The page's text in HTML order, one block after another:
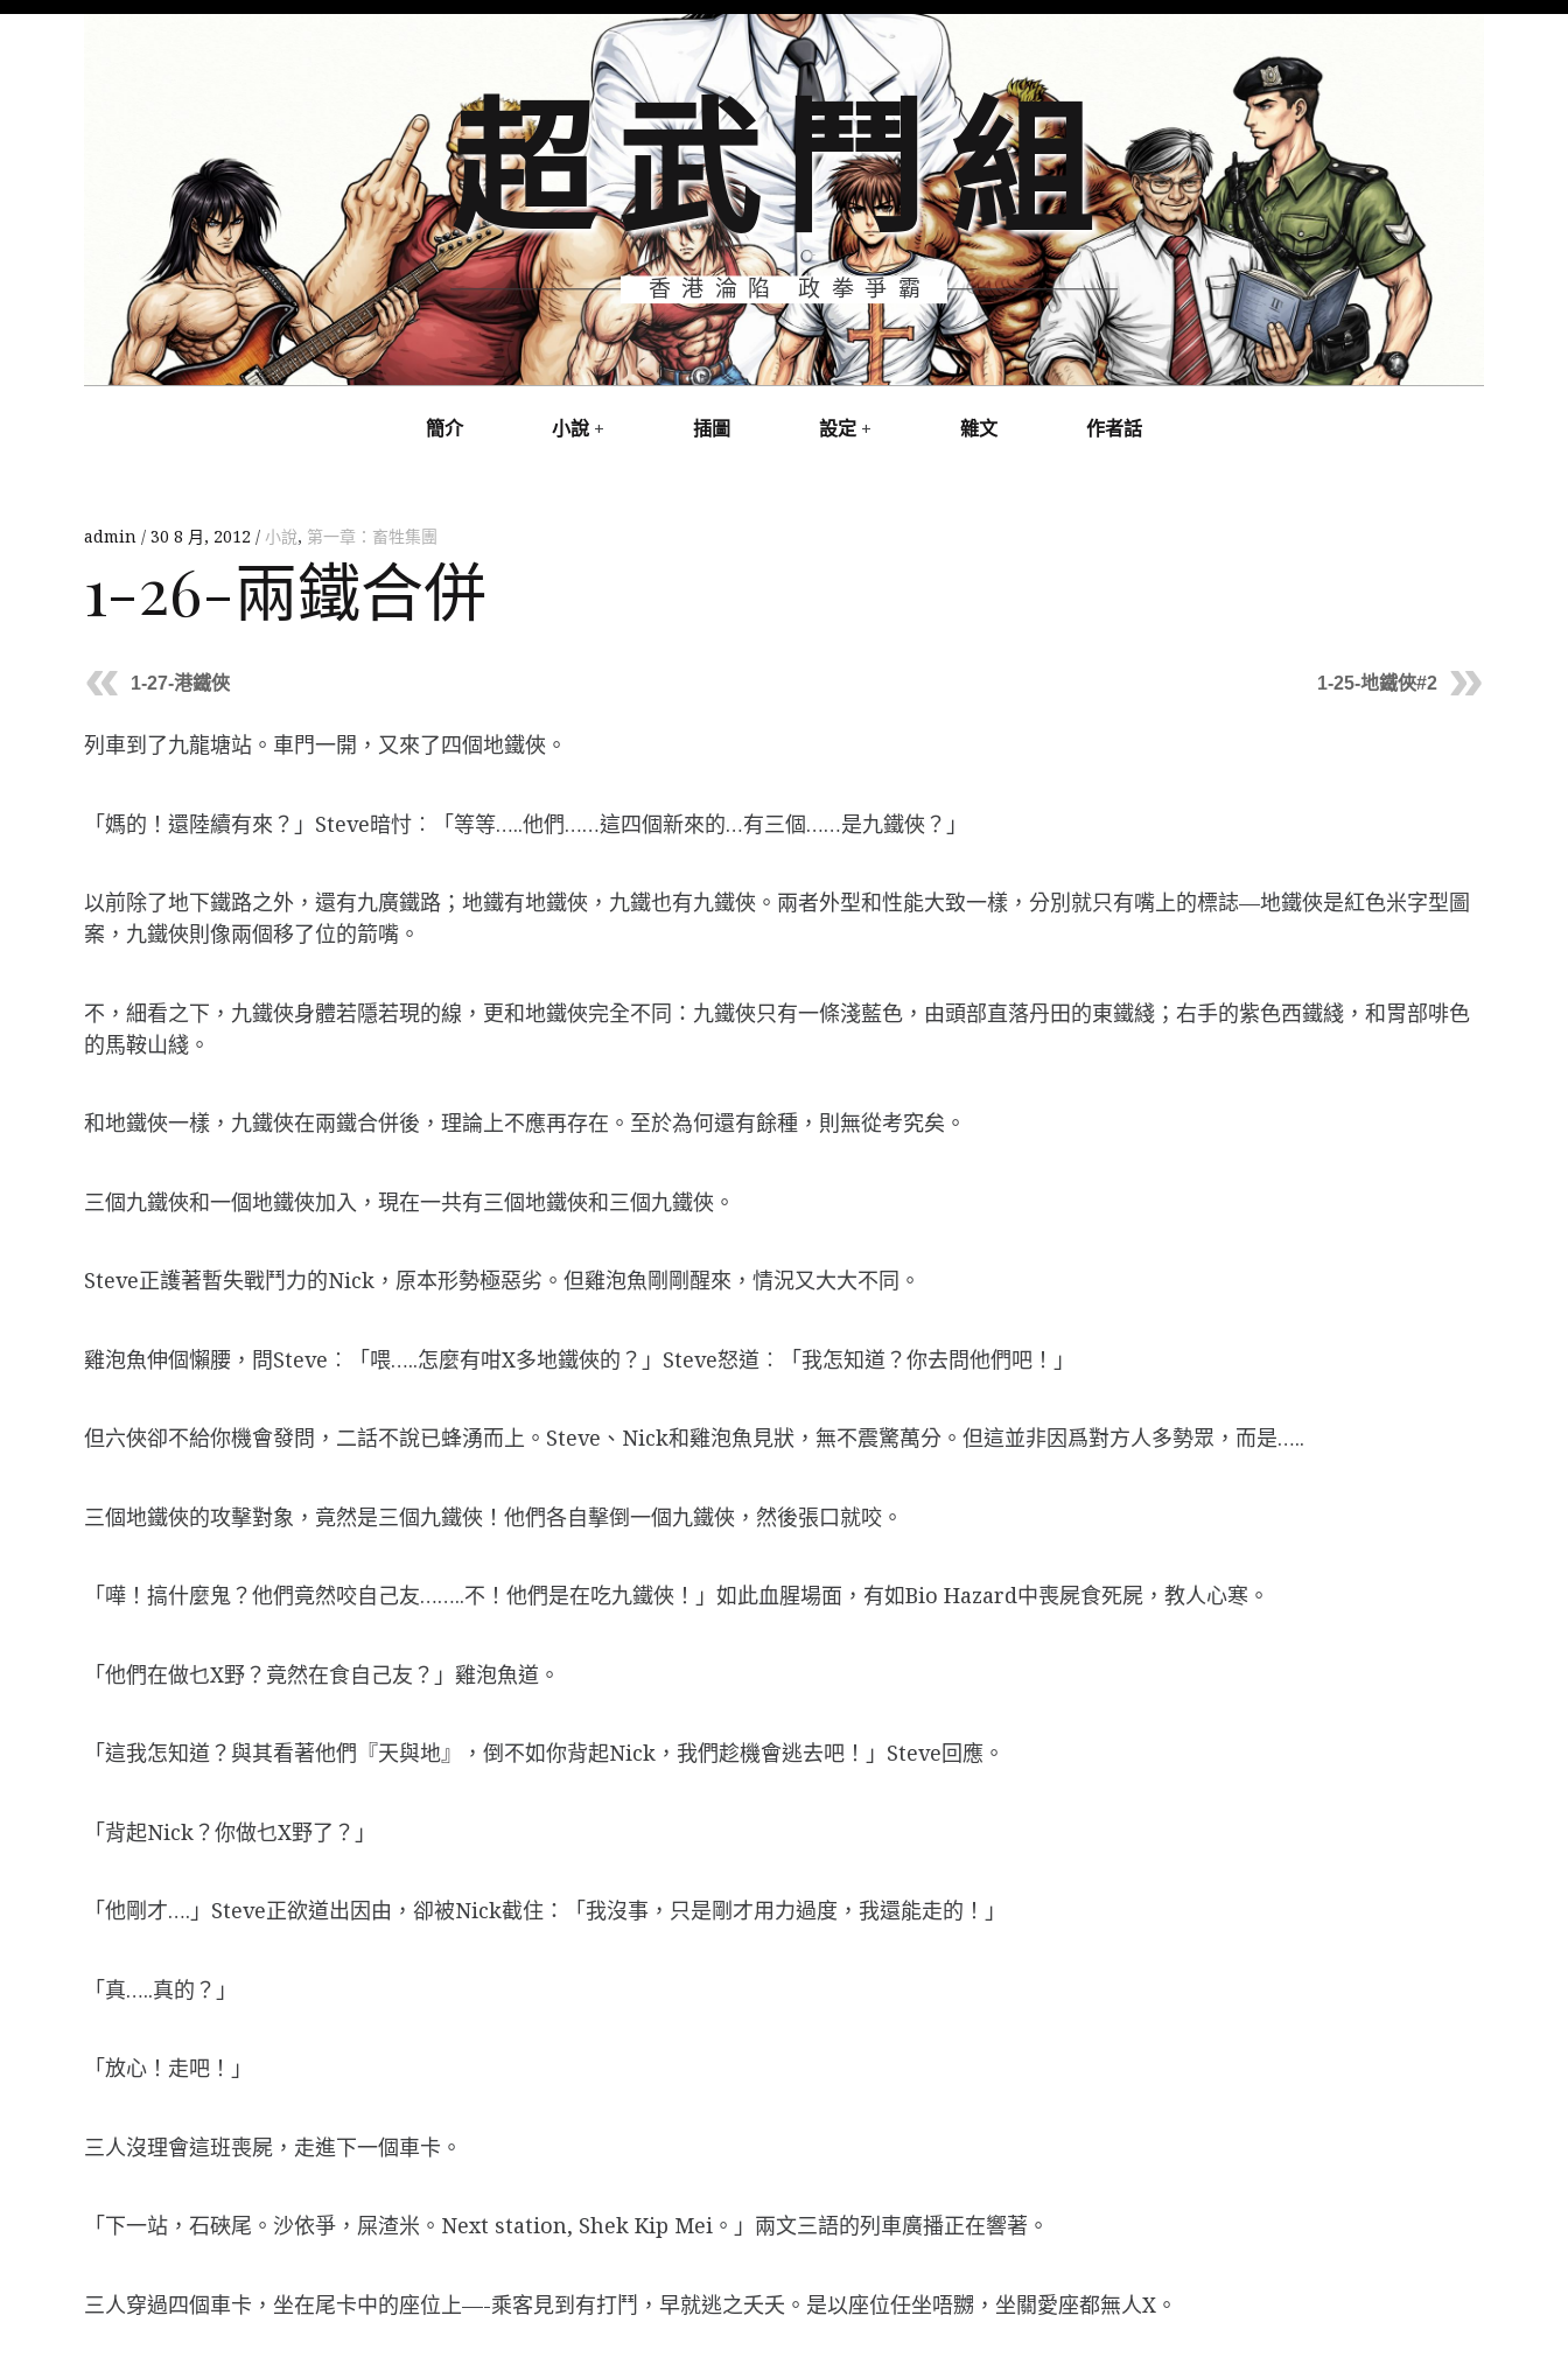
超武鬥組
香港淪陷 政拳爭霸
簡介 小說 插圖 設定 雜文 作者話
admin 30 8 月, 2012 小說, 第一章：畜牲集團
1-26-兩鐵合併
1-27-港鐵俠 1-25-地鐵俠#2
列車到了九龍塘站。車門一開，又來了四個地鐵俠。
「媽的！還陸續有來？」Steve暗忖︰「等等…..他們……這四個新來的…有三個……是九鐵俠？」
以前除了地下鐵路之外，還有九廣鐵路；地鐵有地鐵俠，九鐵也有九鐵俠。兩者外型和性能大致一樣，分別就只有嘴上的標誌—地鐵俠是紅色米字型圖
案，九鐵俠則像兩個移了位的箭嘴。
不，細看之下，九鐵俠身體若隱若現的線，更和地鐵俠完全不同：九鐵俠只有一條淺藍色，由頭部直落丹田的東鐵綫；右手的紫色西鐵綫，和胃部啡色
的馬鞍山綫。
和地鐵俠一樣，九鐵俠在兩鐵合併後，理論上不應再存在。至於為何還有餘種，則無從考究矣。
三個九鐵俠和一個地鐵俠加入，現在一共有三個地鐵俠和三個九鐵俠。
Steve正護著暫失戰鬥力的Nick，原本形勢極惡劣。但雞泡魚剛剛醒來，情況又大大不同。
雞泡魚伸個懶腰，問Steve︰「喂…..怎麼有咁X多地鐵俠的？」Steve怒道︰「我怎知道？你去問他們吧！」
但六俠卻不給你機會發問，二話不說已蜂湧而上。Steve、Nick和雞泡魚見狀，無不震驚萬分。但這並非因爲對方人多勢眾，而是…..
三個地鐵俠的攻擊對象，竟然是三個九鐵俠！他們各自擊倒一個九鐵俠，然後張口就咬。
「嘩！搞什麼鬼？他們竟然咬自己友……..不！他們是在吃九鐵俠！」如此血腥場面，有如Bio Hazard中喪屍食死屍，教人心寒。
「他們在做乜X野？竟然在食自己友？」雞泡魚道。
「這我怎知道？與其看著他們『天與地』，倒不如你背起Nick，我們趁機會逃去吧！」Steve回應。
「背起Nick？你做乜X野了？」
「他剛才….」Steve正欲道出因由，卻被Nick截住：「我沒事，只是剛才用力過度，我還能走的！」
「真…..真的？」
「放心！走吧！」
三人沒理會這班喪屍，走進下一個車卡。
「下一站，石硤尾。沙依爭，屎渣米。Next station, Shek Kip Mei。」兩文三語的列車廣播正在響著。
三人穿過四個車卡，坐在尾卡中的座位上—-乘客見到有打鬥，早就逃之夭夭。是以座位任坐唔嬲，坐關愛座都無人X。